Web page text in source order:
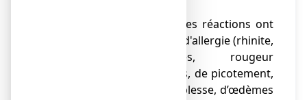
● Plus rarement d'autres réactions ont
pu être décrites, à type d'allergie (rhinite,
éruptions cutanées, rougeur
généralisée), de vertiges, de picotement,
de maux de tête, de faiblesse, d’œdèmes